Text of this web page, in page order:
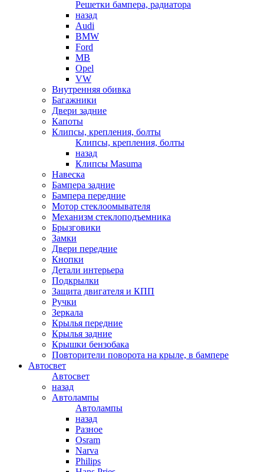
Решетки бампера, радиатора
назад
Audi
BMW
Ford
MB
Opel
VW
Внутренняя обивка
Багажники
Двери задние
Капоты
Клипсы, крепления, болты
Клипсы, крепления, болты
назад
Клипсы Masuma
Навеска
Бампера задние
Бампера передние
Мотор стеклоомывателя
Механизм стеклоподъемника
Брызговики
Замки
Двери передние
Кнопки
Детали интерьера
Подкрылки
Защита двигателя и КПП
Ручки
Зеркала
Крылья передние
Крылья задние
Крышки бензобака
Повторители поворота на крыле, в бампере
Автосвет
Автосвет
назад
Автолампы
Автолампы
назад
Разное
Osram
Narva
Philips